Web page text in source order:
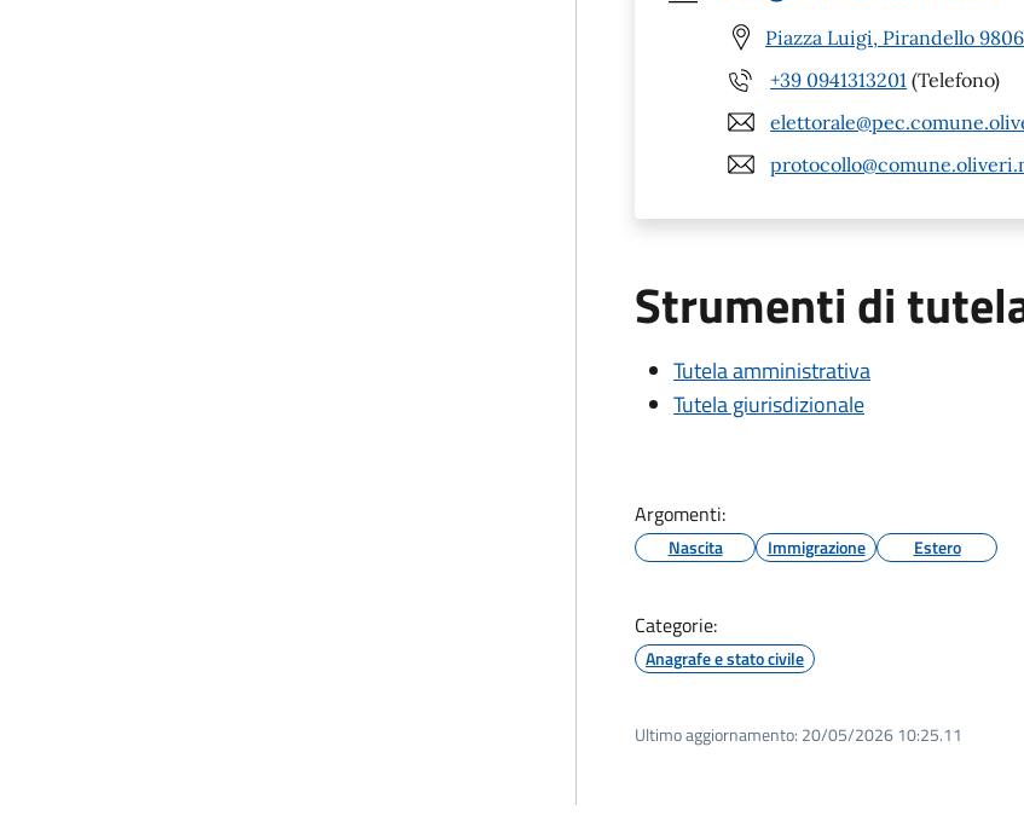
Piazza Luigi, Pirandello
+39 0941313201 (Telefono)
Strumenti di
Tutela amministrativa
Tutela giurisdizionale
Argomenti:
Nascita Immigrazione Estero
Categorie:
Anagrafe e stato civile
Ultimo aggiornamento: 20/05/2026 10:25.11